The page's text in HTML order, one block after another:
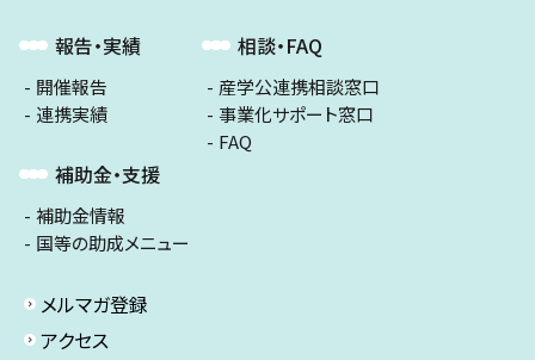
報告・実績
開催報告
連携実績
補助金・支援
補助金情報
国等の助成メニュー
相談・FAQ
産学公連携相談窓口
事業化サポート窓口
FAQ
メルマガ登録
アクセス